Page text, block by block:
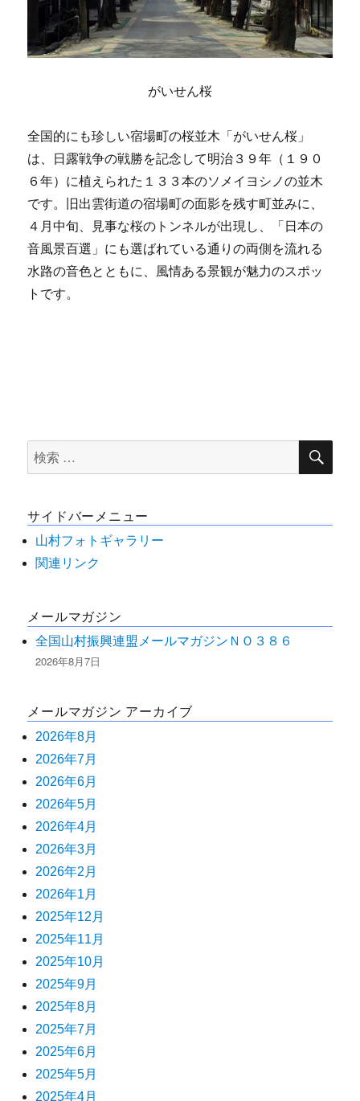
がいせん桜
全国的にも珍しい宿場町の桜並木「がいせん桜」
は、日露戦争の戦勝を記念して明治３９年（１９０
６年）に植えられた１３３本のソメイヨシノの並木
です。旧出雲街道の宿場町の面影を残す町並みに、
４月中旬、見事な桜のトンネルが出現し、「日本の
音風景百選」にも選ばれている通りの両側を流れる
水路の音色とともに、風情ある景観が魅力のスポッ
トです。
検
索
象:
検
サイドバーメニュー
山村フォトギャラリー
関連リンク
メールマガジン
全国山村振興連盟メールマガジンＮＯ３８６
2026年8月7日
メールマガジン アーカイブ
2026年8月
2026年7月
2026年6月
2026年5月
2026年4月
2026年3月
2026年2月
2026年1月
2025年12月
2025年11月
2025年10月
2025年9月
2025年8月
2025年7月
2025年6月
2025年5月
2025年4月